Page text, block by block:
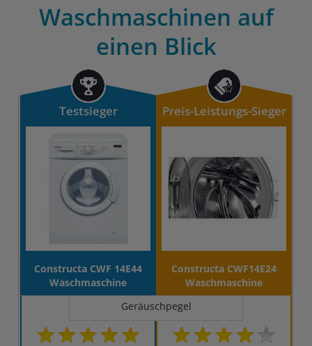
Waschmaschinen auf
einen Blick
Testsieger Preis-Leistungs-Sieger
Constructa CWF 14E44
Waschmaschine
Constructa CWF14E24
Waschmaschine
Geräuschpegel